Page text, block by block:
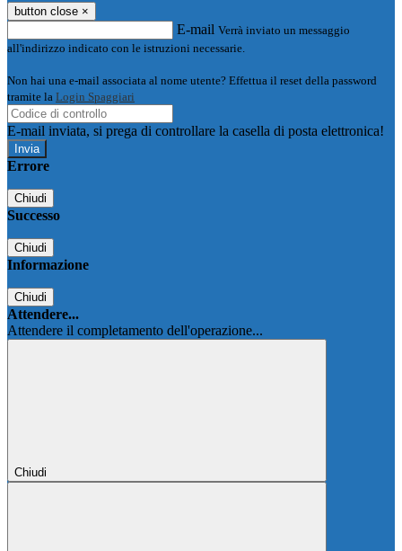
button close ×
E-mail Verrà inviato un messaggio
all'indirizzo indicato con le istruzioni necessarie.
Non hai una e-mail associata al nome utente? Effettua il reset della password
tramite la Login Spaggiari
E-mail inviata, si prega di controllare la casella di posta elettronica!
Errore
Chiudi
Successo
Chiudi
Informazione
Chiudi
Attendere...
Attendere il completamento dell'operazione...
Chiudi